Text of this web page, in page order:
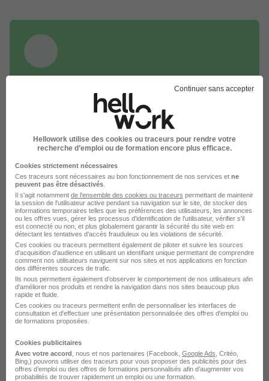
Rendez votre CV accessible à l’ensemble des
recruteurs de la CVthèque Hellowork.
Rendre mon CV visible
Vitalliance recrute autour de Périgueux
Vitalliance Bergerac
Vitalliance Le Bugue
Vitalliance Le Buisson-de-Cadouin
Vitalliance Cours-de-Pile
Vitalliance Sarlat-la-Canéda
Voir plus
Continuer sans accepter
Hellowork utilise des cookies ou traceurs pour rendre votre
recherche d’emploi ou de formation encore plus efficace.
Cookies strictement nécessaires
Ces traceurs sont nécessaires au bon fonctionnement de nos services et ne
peuvent pas être désactivés
Il s'agit notamment de l'ensemble des cookies ou traceurs permettant de maintenir
la session de l'utilisateur active pendant sa navigation sur le site, de stocker des
informations temporaires telles que les préférences des utilisateurs, les annonces
ou les offres vues, gérer les processus d'identification de l'utilisateur, vérifier s'il
est connecté ou non, et plus globalement garantir la sécurité du site web en
détectant les tentatives d'accès frauduleux ou les violations de sécurité.
Ces cookies ou traceurs permettent également de piloter et suivre les sources
d'acquisition d'audience en utilisant un identifiant unique permettant de comprendre
comment nos utilisateurs naviguent sur nos sites et nos applications en fonction
des différentes sources de trafic.
Ils nous permettent également d’observer le comportement de nos utilisateurs afin
d'améliorer nos produits et rendre la navigation dans nos sites beaucoup plus
rapide et fluide.
Ces cookies ou traceurs permettent enfin de personnaliser les interfaces de
consultation et d'effectuer une présentation personnalisée des offres d'emploi ou
de formations proposées.
Cookies publicitaires
Avec votre accord , nous et nos partenaires (Facebook, Google Ads , Critéo,
Bing,) pouvons utiliser des traceurs pour vous proposer des publicités pour des
offres d’emploi ou des offres de formations personnalisés afin d’augmenter vos
probabilités de trouver rapidement un emploi ou une formation.